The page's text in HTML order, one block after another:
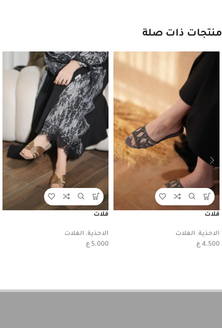
منتجات ذات صلة
فلات
الاحذية, الفلات
4.500 ع
فلات
الاحذية, الفلات
5.000 ع